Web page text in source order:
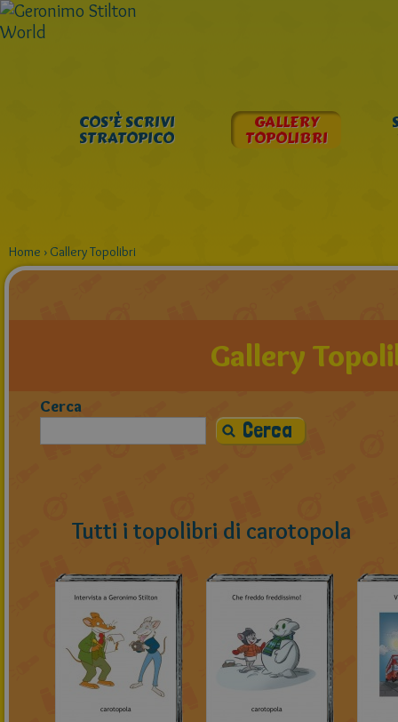
COS’È SCRIVI
STRATOPICO
GALLERY
TOPOLIBRI
Home › Gallery Topolibri
Gallery
Cerca
Tutti i topolibri di carotopola